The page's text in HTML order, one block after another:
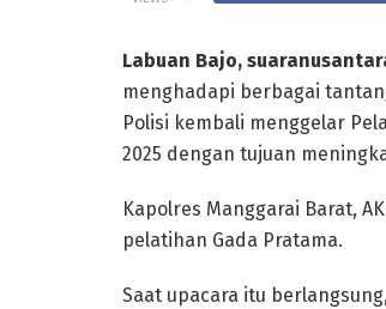
Labuan Bajo,
menghadapi berbagai
Polisi kembali menggelar
2025 dengan tujuan
Kapolres Manggarai Barat,
pelatihan Gada Pratama.
Saat upacara itu